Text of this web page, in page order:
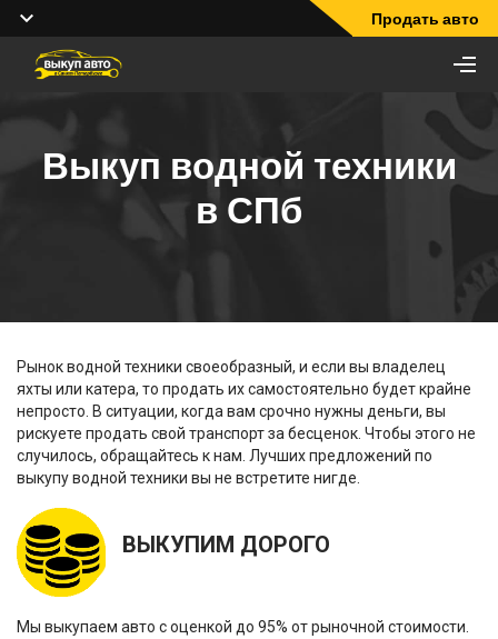
Продать авто
Выкуп водной техники
в СПб
Рынок водной техники своеобразный, и если вы владелец
яхты или катера, то продать их самостоятельно будет крайне
непросто. В ситуации, когда вам срочно нужны деньги, вы
рискуете продать свой транспорт за бесценок. Чтобы этого не
случилось, обращайтесь к нам. Лучших предложений по
выкупу водной техники вы не встретите нигде.
ВЫКУПИМ ДОРОГО
Мы выкупаем авто с оценкой до 95% от рыночной стоимости.